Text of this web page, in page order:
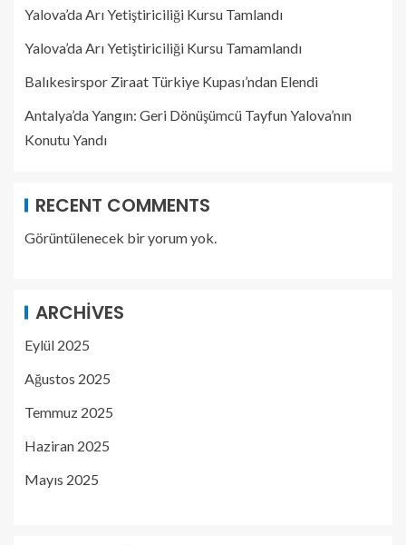
Yalova’da Arı Yetiştiriciliği Kursu Tamlandı
Yalova’da Arı Yetiştiriciliği Kursu Tamamlandı
Balıkesirspor Ziraat Türkiye Kupası’ndan Elendi
Antalya’da Yangın: Geri Dönüşümcü Tayfun Yalova’nın
Konutu Yandı
RECENT COMMENTS
Görüntülenecek bir yorum yok.
ARCHIVES
Eylül 2025
Ağustos 2025
Temmuz 2025
Haziran 2025
Mayıs 2025